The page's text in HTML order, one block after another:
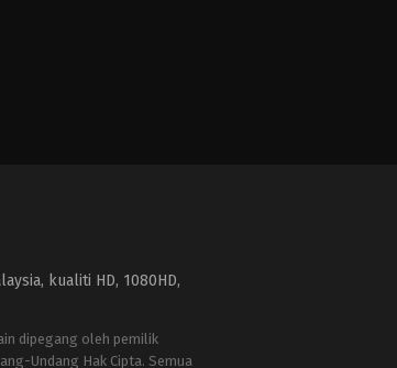
kualiti HD, 1080HD,
dipegang oleh pemilik
Undang Hak Cipta. Semua